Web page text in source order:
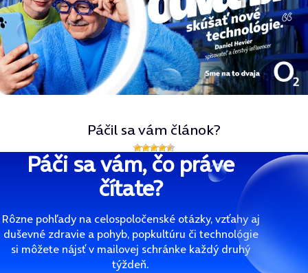
Páčil sa vám článok?
Páči sa vám, čo práve
čítate?
Rôzne pohľady na celospoločenské otázky, vzťahy aj
duševné zdravie a pohyb, popkultúru či technológie
si môžete nájsť v mailovej schránke každý druhý
týždeň.